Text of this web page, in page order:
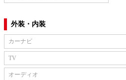
外装・内装
カーナビ
TV
オーディオ